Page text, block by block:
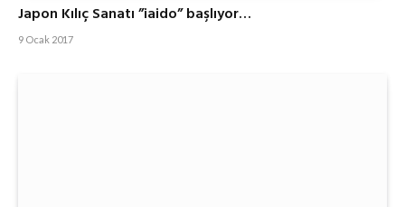
Japon Kılıç Sanatı ”iaido” başlıyor…
9 Ocak 2017